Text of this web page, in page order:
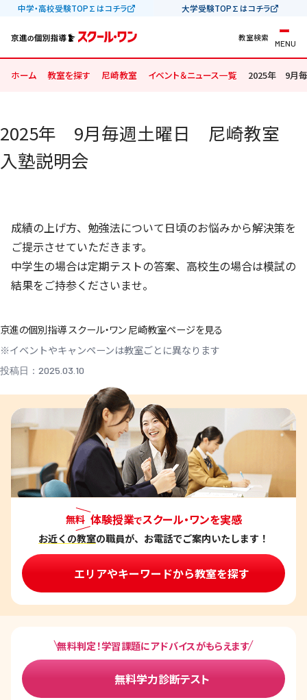
中学・高校受験TOP∑はコチラ 大学受験TOP∑はコチラ
教室検索
MENU
ホーム 教室を探す 尼崎教室 イベント＆ニュース一覧 2025年 9月
2025年 9月毎週土曜日 尼崎教室
入塾説明会
成績の上げ方、勉強法について日頃のお悩みから解決策を
ご提示させていただきます。
中学生の場合は定期テストの答案、高校生の場合は模試の
結果をご持参くださいませ。
京進の個別指導 スクール・ワン 尼崎教室ページを見る
※イベントやキャンペーンは教室ごとに異なります
投稿日：2025.03.10
無料 体験授業でスクール・ワンを実感
お近くの教室の職員が、お電話でご案内いたします！
エリアやキーワードから教室を探す
無料判定！学習課題にアドバイスがもらえます
無料学力診断テスト